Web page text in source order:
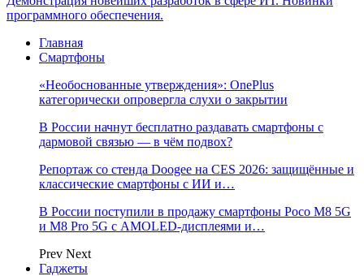
программного обеспечения.
Главная
Смартфоны
«Необоснованные утверждения»: OnePlus
категорически опровергла слухи о закрытии
В России начнут бесплатно раздавать смартфоны с
дармовой связью — в чём подвох?
Репортаж со стенда Doogee на CES 2026: защищённые и
классические смартфоны с ИИ и…
В России поступили в продажу смартфоны Poco M8 5G
и M8 Pro 5G с AMOLED-дисплеями и…
Prev Next
Гаджеты